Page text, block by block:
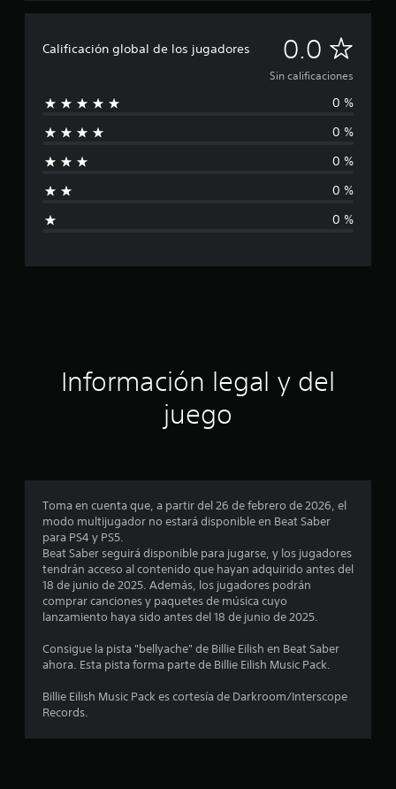
Calificación global de los jugadores 0.0 S
i
n
c
a
f
a
o
n
s
Sin calificaciones
0 %
0 %
0 %
0 %
0 %
Información legal y del
juego
Toma en cuenta que, a partir del 26 de febrero de 2026, el
modo multijugador no estará disponible en Beat Saber
para PS4 y PS5.
Beat Saber seguirá disponible para jugarse, y los jugadores
tendrán acceso al contenido que hayan adquirido antes del
18 de junio de 2025. Además, los jugadores podrán
comprar canciones y paquetes de música cuyo
lanzamiento haya sido antes del 18 de junio de 2025.
Consigue la pista "bellyache" de Billie Eilish en Beat Saber
ahora. Esta pista forma parte de Billie Eilish Music Pack.
Billie Eilish Music Pack es cortesía de Darkroom/Interscope
Records.